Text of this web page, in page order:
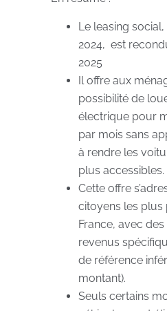
Le leasing social,
2024, est
2025
Il offre aux
possibilité de
électrique pour
par mois sans
à rendre les
plus accessibles.
Cette offre
citoyens les plus
France, avec
revenus
de référence
montant).
Seuls certains